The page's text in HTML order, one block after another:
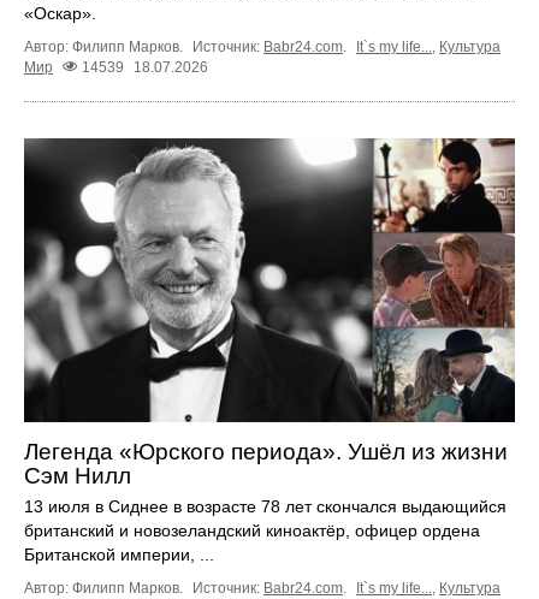
«Оскар».
Автор: Филипп Марков. Источник: Babr24.com It`s my life...
Культура
Мир
14539 18.07.2026
Легенда «Юрского периода». Ушёл из жизни
Сэм Нилл
13 июля в Сиднее в возрасте 78 лет скончался выдающийся
британский и новозеландский киноактёр, офицер ордена
Британской империи, ...
Автор: Филипп Марков. Источник: Babr24.com. It`s my life..., Культура